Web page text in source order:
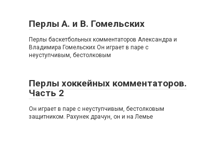
Перлы А. и В. Гомельских
Перлы баскетбольных комментаторов Александра и
Владимира Гомельских Он играет в паре с
неуступчивым, бестолковым
Перлы хоккейных комментаторов.
Часть 2
Он играет в паре с неуступчивым, бестолковым
защитником. Рахунек драчун, он и на Лемье